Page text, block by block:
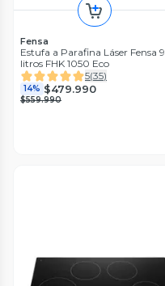
Fensa
Estufa a Parafina Láser Fensa 9
litros FHK 1050 Eco
5(35)
14% $479.990
$559.990